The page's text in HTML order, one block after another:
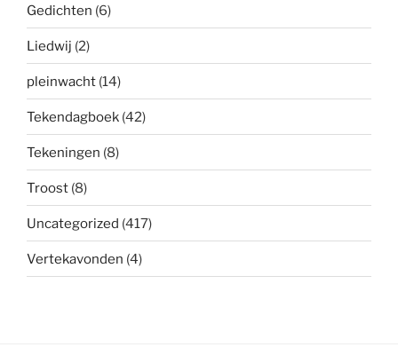
Gedichten (6)
Liedwij (2)
pleinwacht (14)
Tekendagboek (42)
Tekeningen (8)
Troost (8)
Uncategorized (417)
Vertekavonden (4)